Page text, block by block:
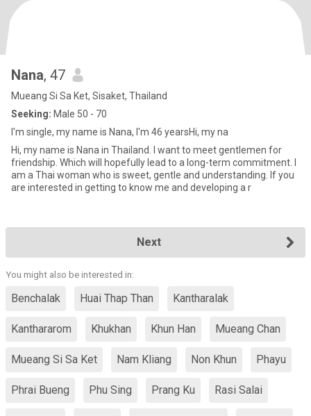
Nana, 47
Mueang Si Sa Ket, Sisaket, Thailand
Seeking: Male 50 - 70
I'm single, my name is Nana, I'm 46 yearsHi, my na
Hi, my name is Nana in Thailand. I want to meet gentlemen for
friendship. Which will hopefully lead to a long-term commitment. I
am a Thai woman who is sweet, gentle and understanding. If you
are interested in getting to know me and developing a r
Next
You might also be interested in:
Benchalak Huai Thap Than Kantharalak
Kanthararom Khukhan Khun Han Mueang Chan
Mueang Si Sa Ket Nam Kliang Non Khun Phayu
Phrai Bueng Phu Sing Prang Ku Rasi Salai